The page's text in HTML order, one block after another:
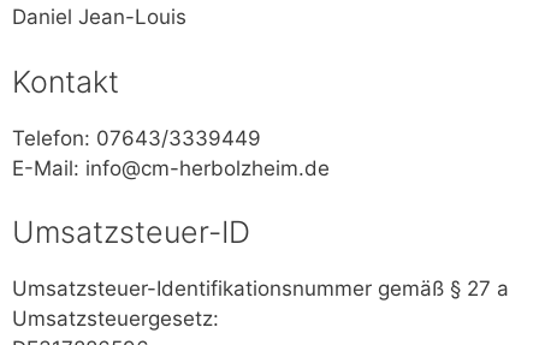
Daniel Jean-Louis
Kontakt
Telefon: 07643/3339449
E-Mail: info@cm-herbolzheim.de
Umsatzsteuer-ID
Umsatzsteuer-Identifikationsnummer gemäß § 27 a
Umsatzsteuergesetz: